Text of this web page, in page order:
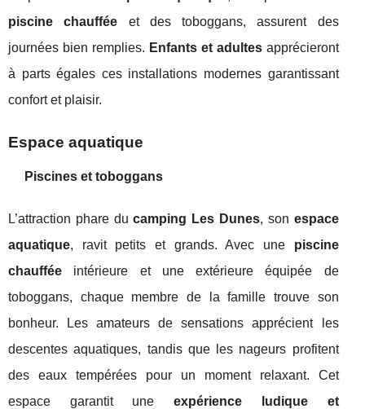
piscine chauffée et des toboggans, assurent des
journées bien remplies. Enfants et adultesapprécieront
à parts égales ces installations modernes garantissant
confort et plaisir.
Espace aquatique
Piscines et toboggans
L’attraction phare ducamping Les Dunes, son espace
aquatique, ravit petits et grands. Avec une piscine
chauffée intérieure et une extérieure équipée de
toboggans, chaque membre de la famille trouve son
bonheur. Les amateurs de sensations apprécient les
descentes aquatiques, tandis que les nageurs profitent
des eaux tempérées pour un moment relaxant. Cet
espace garantit uneexpérience ludique et